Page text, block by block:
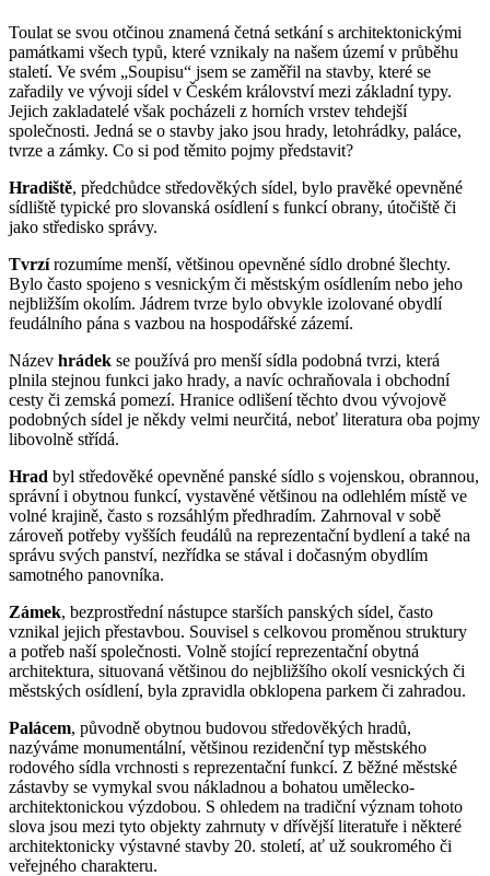
Toulat se svou otčinou znamená četná setkání s architektonickými
památkami všech typů, které vznikaly na našem území v průběhu
staletí. Ve svém „Soupisu“ jsem se zaměřil na stavby, které se
zařadily ve vývoji sídel v Českém království mezi základní typy.
Jejich zakladatelé však pocházeli z horních vrstev tehdejší
společnosti. Jedná se o stavby jako jsou hrady, letohrádky, paláce,
tvrze a zámky. Co si pod těmito pojmy představit?
Hradiště, předchůdce středověkých sídel, bylo pravěké opevněné
sídliště typické pro slovanská osídlení s funkcí obrany, útočiště či
jako středisko správy.
Tvrzírozumíme menší, většinou opevněné sídlo drobné šlechty.
Bylo často spojeno s vesnickým či městským osídlením nebo jeho
nejbližším okolím. Jádrem tvrze bylo obvykle izolované obydlí
feudálního pána s vazbou na hospodářské zázemí.
Název hrádek se používá pro menší sídla podobná tvrzi, která
plnila stejnou funkci jako hrady, a navíc ochraňovala i obchodní
cesty či zemská pomezí. Hranice odlišení těchto dvou vývojově
podobných sídel je někdy velmi neurčitá, neboť literatura oba pojmy
libovolně střídá.
Hrad byl středověké opevněné panské sídlo s vojenskou, obrannou,
správní i obytnou funkcí, vystavěné většinou na odlehlém místě ve
volné krajině, často s rozsáhlým předhradím. Zahrnoval v sobě
zároveň potřeby vyšších feudálů na reprezentační bydlení a také na
správu svých panství, nezřídka se stával i dočasným obydlím
samotného panovníka.
Zámek, bezprostřední nástupce starších panských sídel, často
vznikal jejich přestavbou. Souvisel s celkovou proměnou struktury
a potřeb naší společnosti. Volně stojící reprezentační obytná
architektura, situovaná většinou do nejbližšího okolí vesnických či
městských osídlení, byla zpravidla obklopena parkem či zahradou.
Palácem, původně obytnou budovou středověkých hradů,
nazýváme monumentální, většinou rezidenční typ městského
rodového sídla vrchnosti s reprezentační funkcí. Z běžné městské
zástavby se vymykal svou nákladnou a bohatou umělecko-
architektonickou výzdobou. S ohledem na tradiční význam tohoto
slova jsou mezi tyto objekty zahrnuty v dřívější literatuře i některé
architektonicky výstavné stavby 20. století, ať už soukromého či
veřejného charakteru.